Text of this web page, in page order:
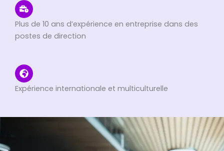
Plus de 10 ans d’expérience en entreprise dans des
postes de direction
Expérience internationale et multiculturelle